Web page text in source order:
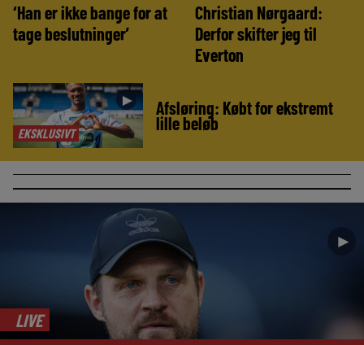
‘Han er ikke bange for at
tage beslutninger’
Christian Nørgaard:
Derfor skifter jeg til
Everton
EKSKLUSIVT
► Afsløring: Købt for ekstremt
lille beløb
►
LIVE